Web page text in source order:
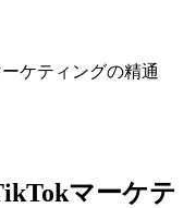
ケティングの精通
マーケテ